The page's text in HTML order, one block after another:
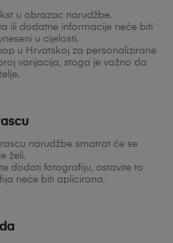
u obrazac narudžbe.
ili dodatne informacije neće biti
u cijelosti.
u Hrvatskoj za personalizirane
varijacija, stoga je važno da
narudžbe smatrat će se
želi.
dodati fotografiju, ostavite to
neće biti aplicirana.